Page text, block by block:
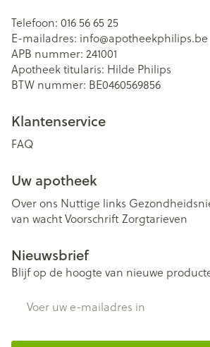
Telefoon: 016 56 65 25
E-mailadres: info@apotheekphilips.be
APB nummer: 241001
Apotheek titularis: Hilde Philips
BTW nummer: BE0460569856
Klantenservice
FAQ
Uw apotheek
Over ons Nuttige links
van wachtVoorschriftZorgtarieven
Nieuwsbrief
Blijf op de hoogte van nieuwe